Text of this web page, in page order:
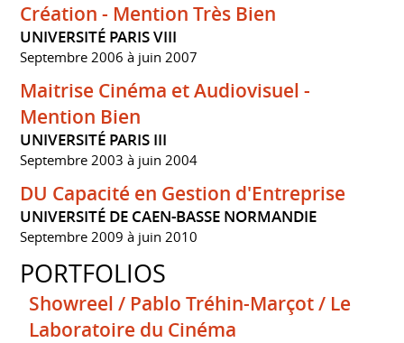
Création - Mention Très Bien
UNIVERSITÉ PARIS VIII
Septembre 2006 à juin 2007
Maitrise Cinéma et Audiovisuel -
Mention Bien
UNIVERSITÉ PARIS III
Septembre 2003 à juin 2004
DU Capacité en Gestion d'Entreprise
UNIVERSITÉ DE CAEN-BASSE NORMANDIE
Septembre 2009 à juin 2010
PORTFOLIOS
Showreel / Pablo Tréhin-Marçot / Le
Laboratoire du Cinéma